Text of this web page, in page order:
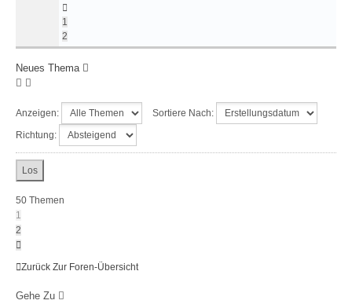
1
2
Neues Thema
Anzeigen:
Sortiere Nach:
Richtung:
50 Themen
1
2
Zurück Zur Foren-Übersicht
Gehe Zu